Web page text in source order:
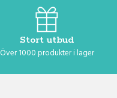
Stort utbud
Över 1000 produkter i lager